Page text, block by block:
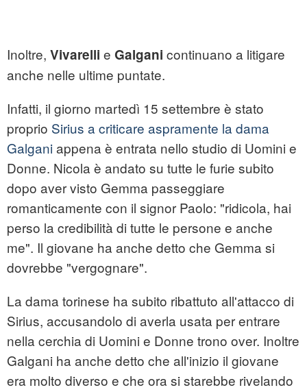
Inoltre, Vivarelli e Galgani continuano a litigare
anche nelle ultime puntate.
Infatti, il giorno martedì 15 settembre è stato
proprio Sirius a criticare aspramente la dama
Galganiappena è entrata nello studio di Uomini e
Donne. Nicola è andato su tutte le furie subito
dopo aver visto Gemma passeggiare
romanticamente con il signor Paolo: "ridicola, hai
perso la credibilità di tutte le persone e anche
me". Il giovane ha anche detto che Gemma si
dovrebbe "vergognare".
La dama torinese ha subito ribattuto all'attacco di
Sirius, accusandolo di averla usata per entrare
nella cerchia di Uomini e Donne trono over. Inoltre
Galgani ha anche detto che all'inizio il giovane
era molto diverso e che ora si starebbe rivelando